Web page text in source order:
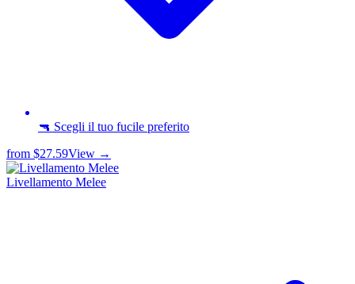
🔫 Scegli il tuo fucile preferito
from $27.59View →
Livellamento Melee